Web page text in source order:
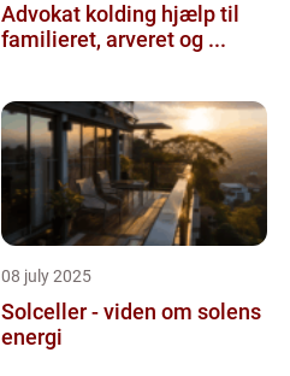
Advokat kolding hjælp til
familieret, arveret og ...
08 july 2025
Solceller - viden om solens
energi